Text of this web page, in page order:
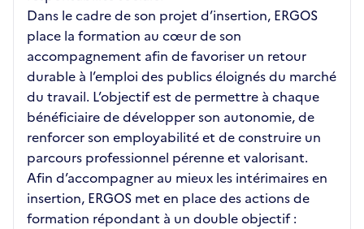
Dans le cadre de son projet d’insertion, ERGOS
place la formation au cœur de son
accompagnement afin de favoriser un retour
durable à l’emploi des publics éloignés du marché
du travail. L’objectif est de permettre à chaque
bénéficiaire de développer son autonomie, de
renforcer son employabilité et de construire un
parcours professionnel pérenne et valorisant.
Afin d’accompagner au mieux les intérimaires en
insertion, ERGOS met en place des actions de
formation répondant à un double objectif :